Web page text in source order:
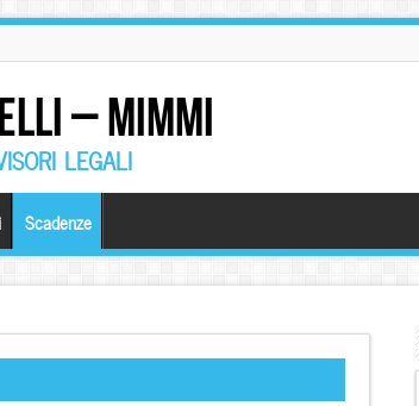
– MIMMI
LEGALI
Scadenze